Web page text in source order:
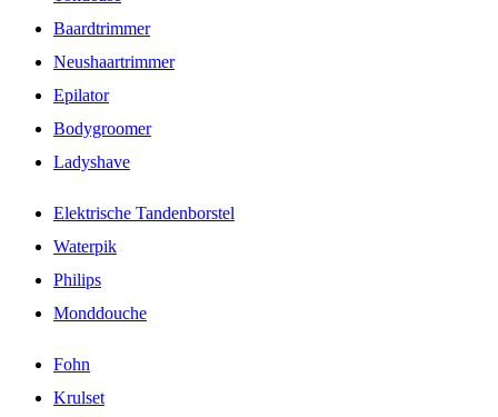
Baardtrimmer
Neushaartrimmer
Epilator
Bodygroomer
Ladyshave
Elektrische Tandenborstel
Waterpik
Philips
Monddouche
Fohn
Krulset